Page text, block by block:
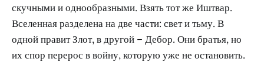
скучными и однообразными. Взять тот же Иштвар.
Вселенная разделена на две части: свет и тьму. В
одной правит Злот, в другой – Дебор. Они братья, но
их спор перерос в войну, которую уже не остановить.